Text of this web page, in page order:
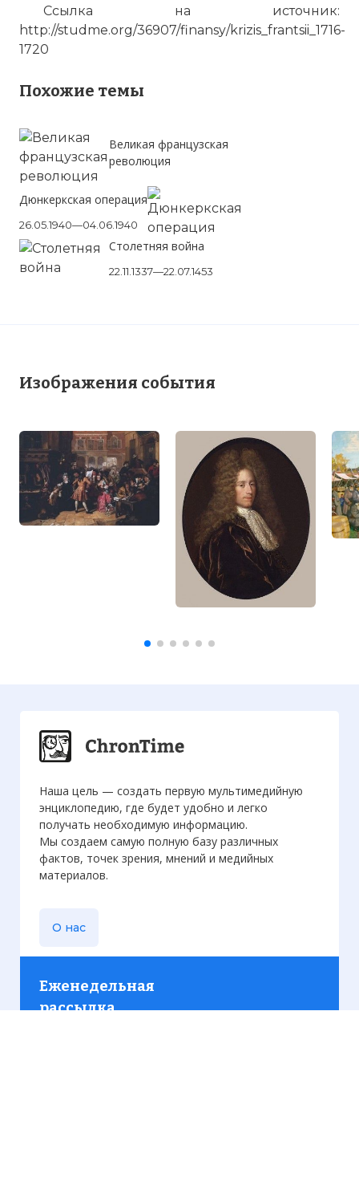
Ссылка на источник:
http://studme.org/36907/finansy/krizis_frantsii_1716-
1720
Похожие темы
Великая французская
революция
Дюнкеркская операция
26.05.1940—04.06.1940
Столетняя война
22.11.1337—22.07.1453
Изображения события
Наша цель — создать первую мультимедийную
энциклопедию, где будет удобно и легко
получать необходимую информацию.
Мы создаем самую полную базу различных
фактов, точек зрения, мнений и медийных
материалов.
О нас
Еженедельная
рассылка